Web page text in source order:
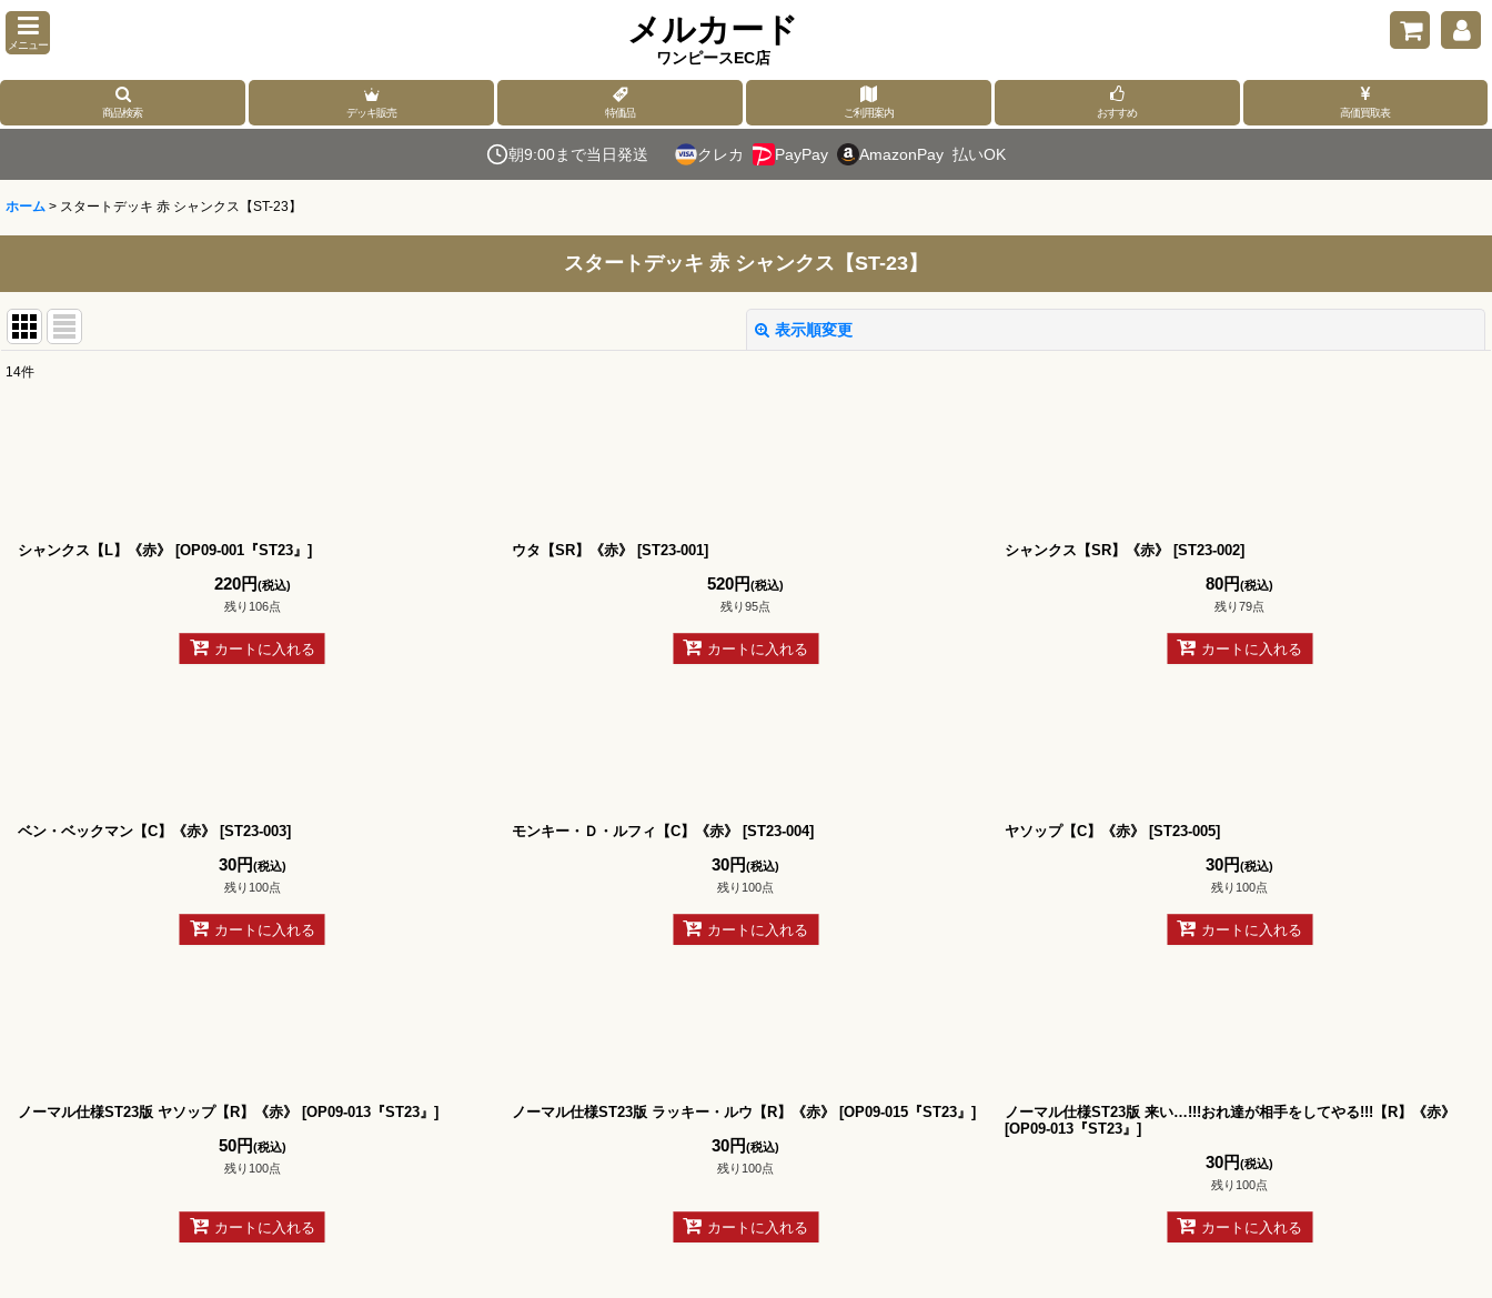
メニュー メルカード
ワンピースEC店
商品検索 デッキ販売 特価品 ご利用案内 おすすめ 高価買取表
朝9:00まで当日発送 クレカ PayPay AmazonPay 払いOK
ホーム > スタートデッキ 赤 シャンクス【ST-23】
スタートデッキ 赤 シャンクス【ST-23】
表示順変更
14件
シャンクス【L】《赤》 [OP09-001『ST23』 ]
220円(税込)
残り106点
カートに入れる
ウタ【SR】《赤》 [ST23-001]
520円(税込)
残り95点
カートに入れる
シャンクス【SR】《赤》 [ST23-002]
80円(税込)
残り79点
カートに入れる
ベン・ベックマン【C】《赤》 [ST23-003]
30円(税込)
残り100点
カートに入れる
モンキー・Ｄ・ルフィ【C】《赤》 [ST23-004]
30円(税込)
残り100点
カートに入れる
ヤソップ【C】《赤》 [ST23-005]
30円(税込)
残り100点
カートに入れる
ノーマル仕様ST23版 ヤソップ【R】《赤》 [OP09-013『ST23』 ]
50円(税込)
残り100点
カートに入れる
ノーマル仕様ST23版 ラッキー・ルウ【R】《赤》 [OP09-015『ST23』 ]
30円(税込)
残り100点
カートに入れる
ノーマル仕様ST23版 来い…!!!おれ達が相手をしてやる!!!【R】《赤》
[OP09-013『ST23』]
30円(税込)
残り100点
カートに入れる